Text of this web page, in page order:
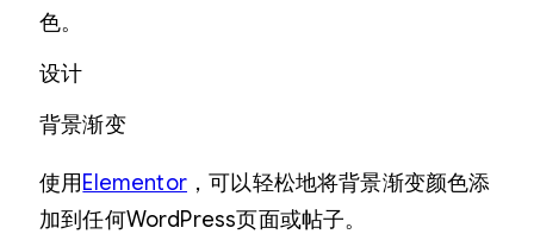
色。
设计
背景渐变
使用Elementor ，可以轻松地将背景渐变颜色添
加到任何WordPress页面或帖子。